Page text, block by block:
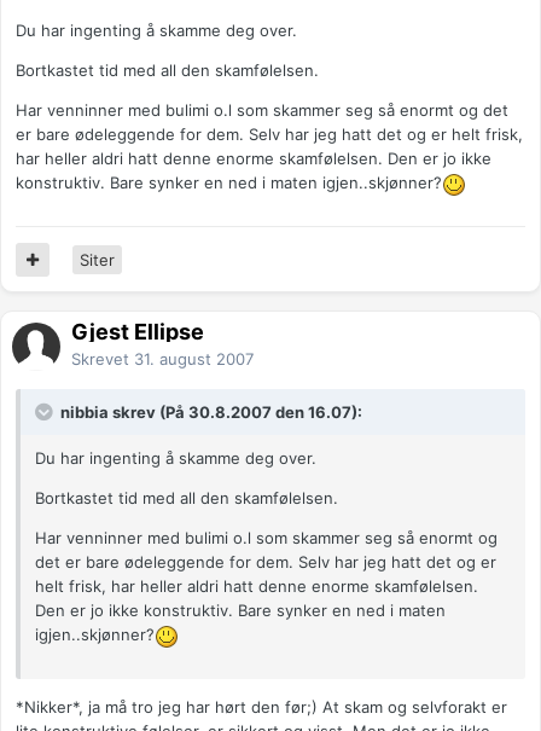
Du har ingenting å skamme deg over.
Bortkastet tid med all den skamfølelsen.
Har venninner med bulimi o.l som skammer seg så enormt og det
er bare ødeleggende for dem. Selv har jeg hatt det og er helt frisk,
har heller aldri hatt denne enorme skamfølelsen. Den er jo ikke
konstruktiv. Bare synker en ned i maten igjen..skjønner?
Siter
Gjest Ellipse
Skrevet 31. august 2007
nibbia skrev (På 30.8.2007 den 16.07):
Du har ingenting å skamme deg over.
Bortkastet tid med all den skamfølelsen.
Har venninner med bulimi o.l som skammer seg så enormt og
det er bare ødeleggende for dem. Selv har jeg hatt det og er
helt frisk, har heller aldri hatt denne enorme skamfølelsen.
Den er jo ikke konstruktiv. Bare synker en ned i maten
igjen..skjønner?
*Nikker*, ja må tro jeg har hørt den før;) At skam og selvforakt er